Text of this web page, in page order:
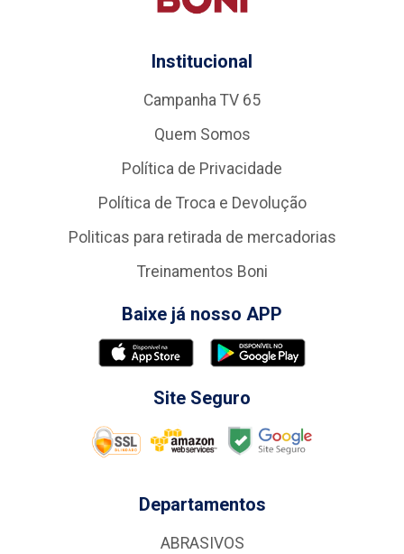
Institucional
Campanha TV 65
Quem Somos
Política de Privacidade
Política de Troca e Devolução
Politicas para retirada de mercadorias
Treinamentos Boni
Baixe já nosso APP
Site Seguro
Departamentos
ABRASIVOS